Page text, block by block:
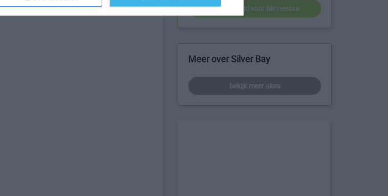
beste reistijd voor Minnesota
Meer over Silver Bay
bekijk meer sites